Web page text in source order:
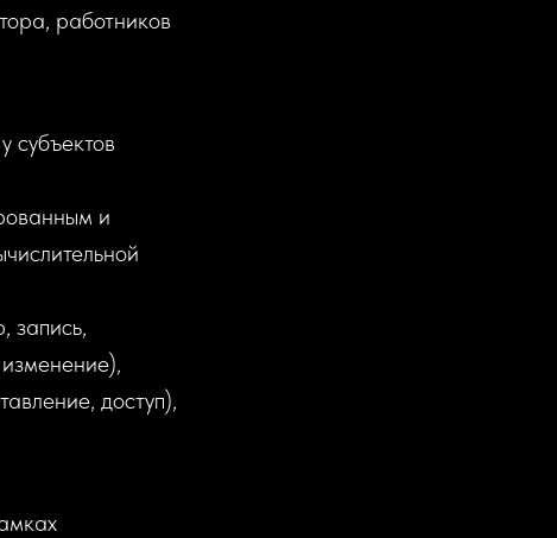
работников
субъектов
и
запись,
доступ),